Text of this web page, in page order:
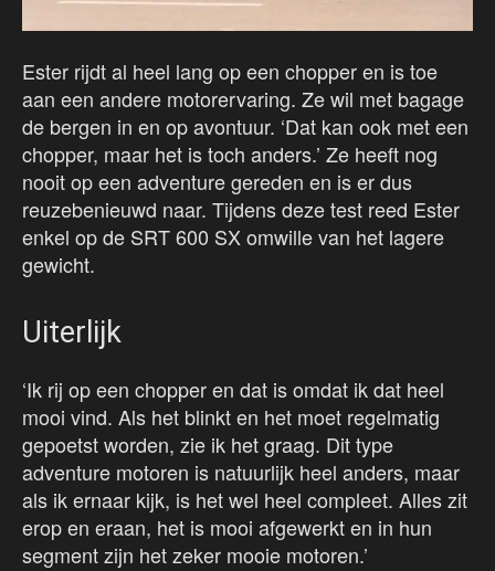
Ester rijdt al heel lang op een chopper en is toe
aan een andere motorervaring. Ze wil met bagage
de bergen in en op avontuur. ‘Dat kan ook met een
chopper, maar het is toch anders.’ Ze heeft nog
nooit op een adventure gereden en is er dus
reuzebenieuwd naar. Tijdens deze test reed Ester
enkel op de SRT 600 SX omwille van het lagere
gewicht.
Uiterlijk
‘Ik rij op een chopper en dat is omdat ik dat heel
mooi vind. Als het blinkt en het moet regelmatig
gepoetst worden, zie ik het graag. Dit type
adventure motoren is natuurlijk heel anders, maar
als ik ernaar kijk, is het wel heel compleet. Alles zit
erop en eraan, het is mooi afgewerkt en in hun
segment zijn het zeker mooie motoren.’